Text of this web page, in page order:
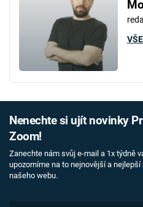
Nenechte si ujít novinky
Zoom!
Zanechte nám svůj e-mail a 1x týdně
upozorníme na to nejnovější a nejlepší
našeho webu.